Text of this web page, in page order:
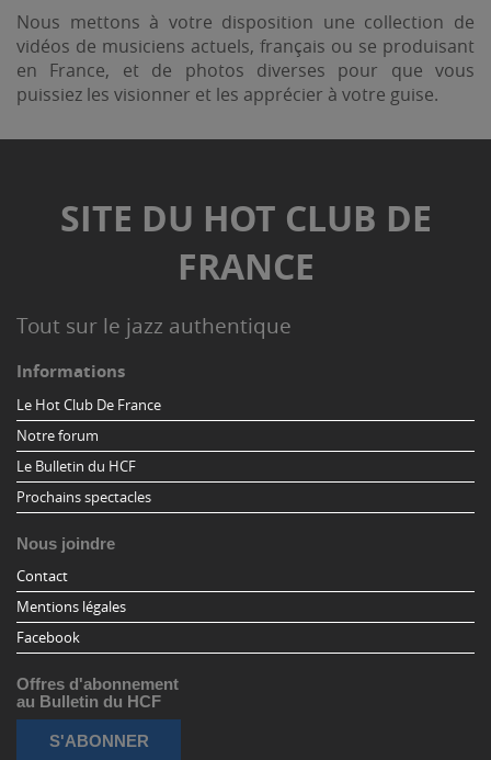
Nous mettons à votre disposition une collection de
vidéos de musiciens actuels, français ou se produisant
en France, et de photos diverses pour que vous
puissiez les visionner et les apprécier à votre guise.
SITE DU HOT CLUB DE
FRANCE
Tout sur le jazz authentique
Informations
Le Hot Club De France
Notre forum
Le Bulletin du HCF
Prochains spectacles
Nous joindre
Contact
Mentions légales
Facebook
Offres d'abonnement
au Bulletin du HCF
S'ABONNER